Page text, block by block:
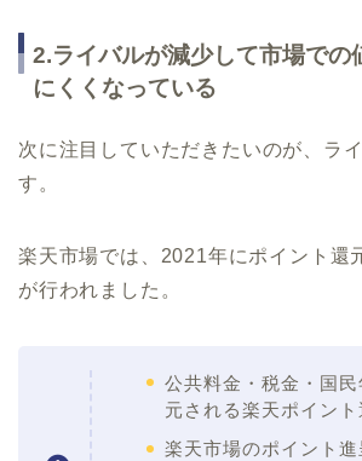
2.ライバルが減少して市場での
にくくなっている
次に注目していただきたいのが、ラ
す。
楽天市場では、2021年にポイント還
が行われました。
公共料金・税金・国
元される楽天ポイン
楽天市場のポイント進